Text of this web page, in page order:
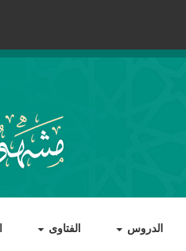
الدروس الفتاوى